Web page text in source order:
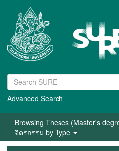
Advanced Search
Browsing Theses (Master's
จิตรกรรม by Type